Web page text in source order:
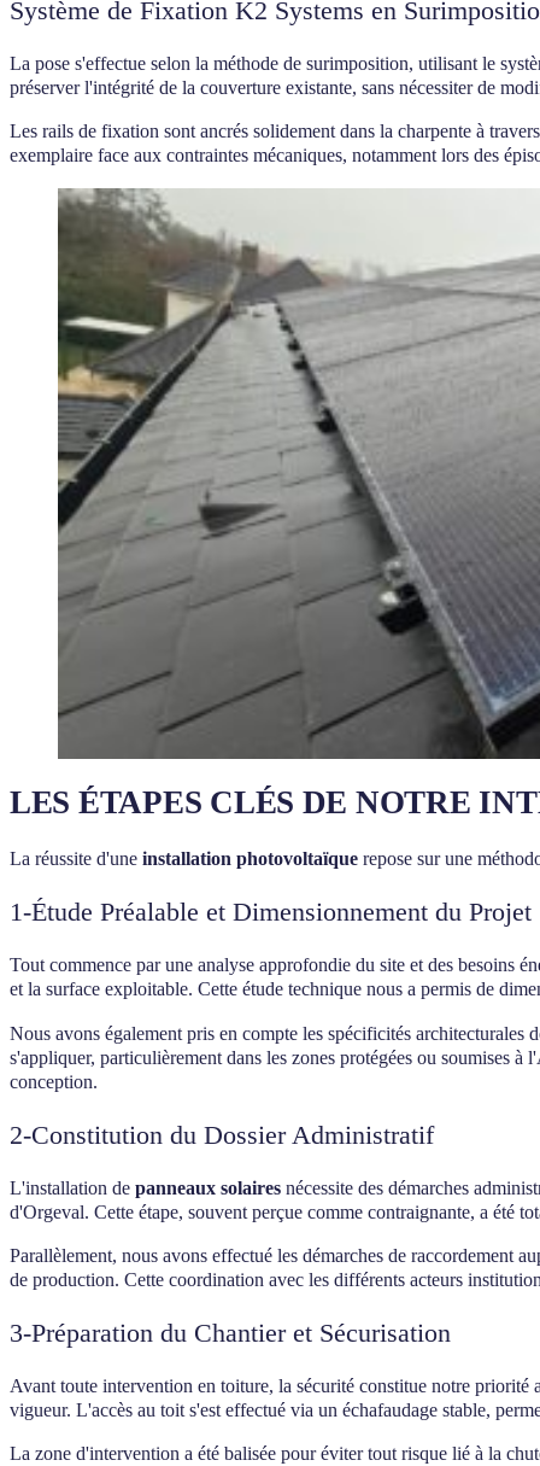
Système de Fixation K2 Systems en
La pose s'effectue selon la méthode de surimposition, utilisant le
préserver l'intégrité de la couverture existante, sans nécessiter de
Les rails de fixation sont ancrés solidement dans la charpente à
exemplaire face aux contraintes mécaniques, notamment lors des
LES ÉTAPES CLÉS DE NOTRE
La réussite d'une installation photovoltaïque repose sur une
1-Étude Préalable et Dimensionnement du Projet
Tout commence par une analyse approfondie du site et des besoins
et la surface exploitable. Cette étude technique nous a permis de
Nous avons également pris en compte les spécificités architecturales
s'appliquer, particulièrement dans les zones protégées ou soumises
conception.
2-Constitution du Dossier Administratif
L'installation de panneaux solaires nécessite des démarches
d'Orgeval. Cette étape, souvent perçue comme contraignante, a été
Parallèlement, nous avons effectué les démarches de raccordement
de production. Cette coordination avec les différents acteurs
3-Préparation du Chantier et Sécurisation
Avant toute intervention en toiture, la sécurité constitue notre priorité
vigueur. L'accès au toit s'est effectué via un échafaudage stable,
La zone d'intervention a été balisée pour éviter tout risque lié à la